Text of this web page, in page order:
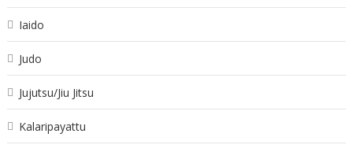
Iaido
Judo
Jujutsu/Jiu Jitsu
Kalaripayattu